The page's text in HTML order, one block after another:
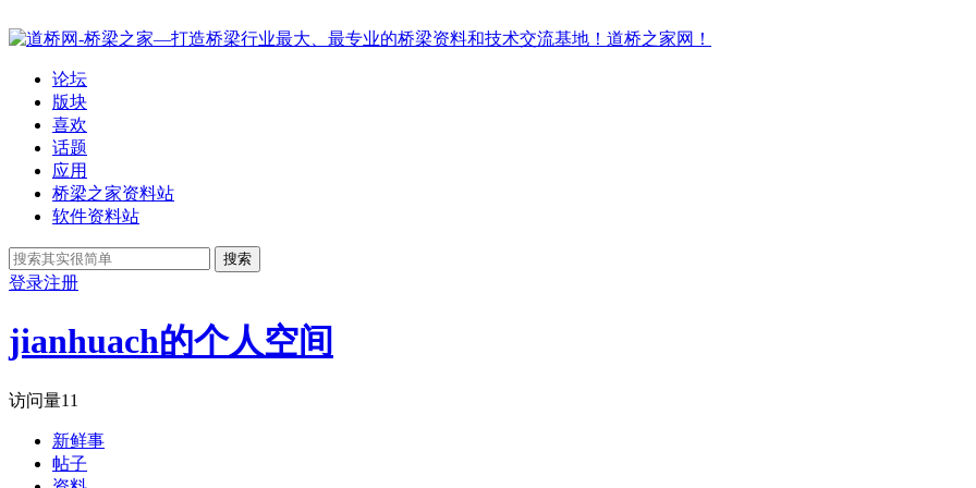
论坛
版块
喜欢
话题
应用
桥梁之家资料站
软件资料站
搜索
登录注册
jianhuach的个人空间
访问量11
新鲜事
帖子